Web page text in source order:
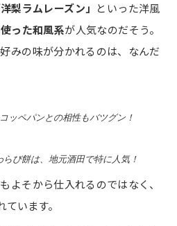
洋梨ラムレーズン」 といった洋風
った和風系が人気なのだそう。
みの味が分かれるのは、なんだ
ッペパンとの相性もバツグン！
び餅は、地元酒田で特に人気！
よそから仕入れるのではなく、
います。